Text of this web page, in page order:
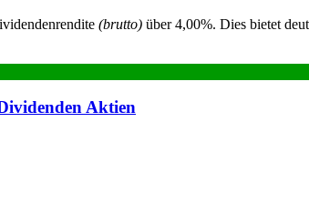
(brutto) über 4,00%. Dies bietet
Aktien